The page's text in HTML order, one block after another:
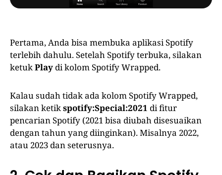
Pertama, Anda bisa membuka aplikasi Spotify
terlebih dahulu. Setelah Spotify terbuka, silakan
ketukPlay di kolom Spotify Wrapped.
Kalau sudah tidak ada kolom Spotify Wrapped,
silakan ketikspotify:Special:2021 di fitur
pencarian Spotify (2021 bisa diubah disesuaikan
dengan tahun yang diinginkan). Misalnya 2022,
atau 2023 dan seterusnya.